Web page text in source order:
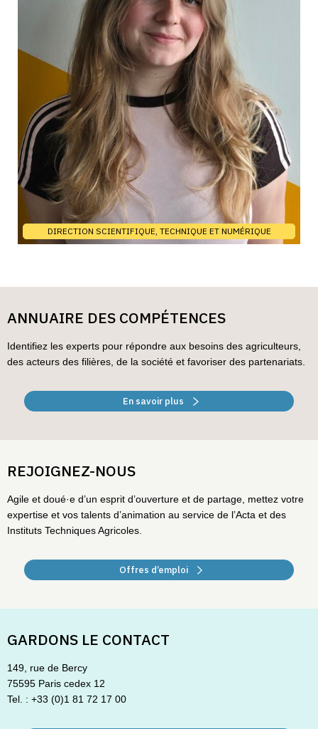
DIRECTION SCIENTIFIQUE, TECHNIQUE ET NUMÉRIQUE
ANNUAIRE DES COMPÉTENCES
Identifiez les experts pour répondre aux besoins des agriculteurs,
des acteurs des filières, de la société et favoriser des partenariats.
En savoir plus
REJOIGNEZ-NOUS
Agile et doué·e d’un esprit d’ouverture et de partage, mettez votre
expertise et vos talents d’animation au service de l’Acta et des
Instituts Techniques Agricoles.
Offres d’emploi
GARDONS LE CONTACT
149, rue de Bercy
75595 Paris cedex 12
Tel. : +33 (0)1 81 72 17 00